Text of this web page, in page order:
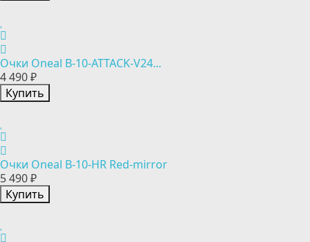
Очки Oneal B-10-ATTACK-V24...
4 490 ₽
Купить
Очки Oneal B-10-HR Red-mirror
5 490 ₽
Купить